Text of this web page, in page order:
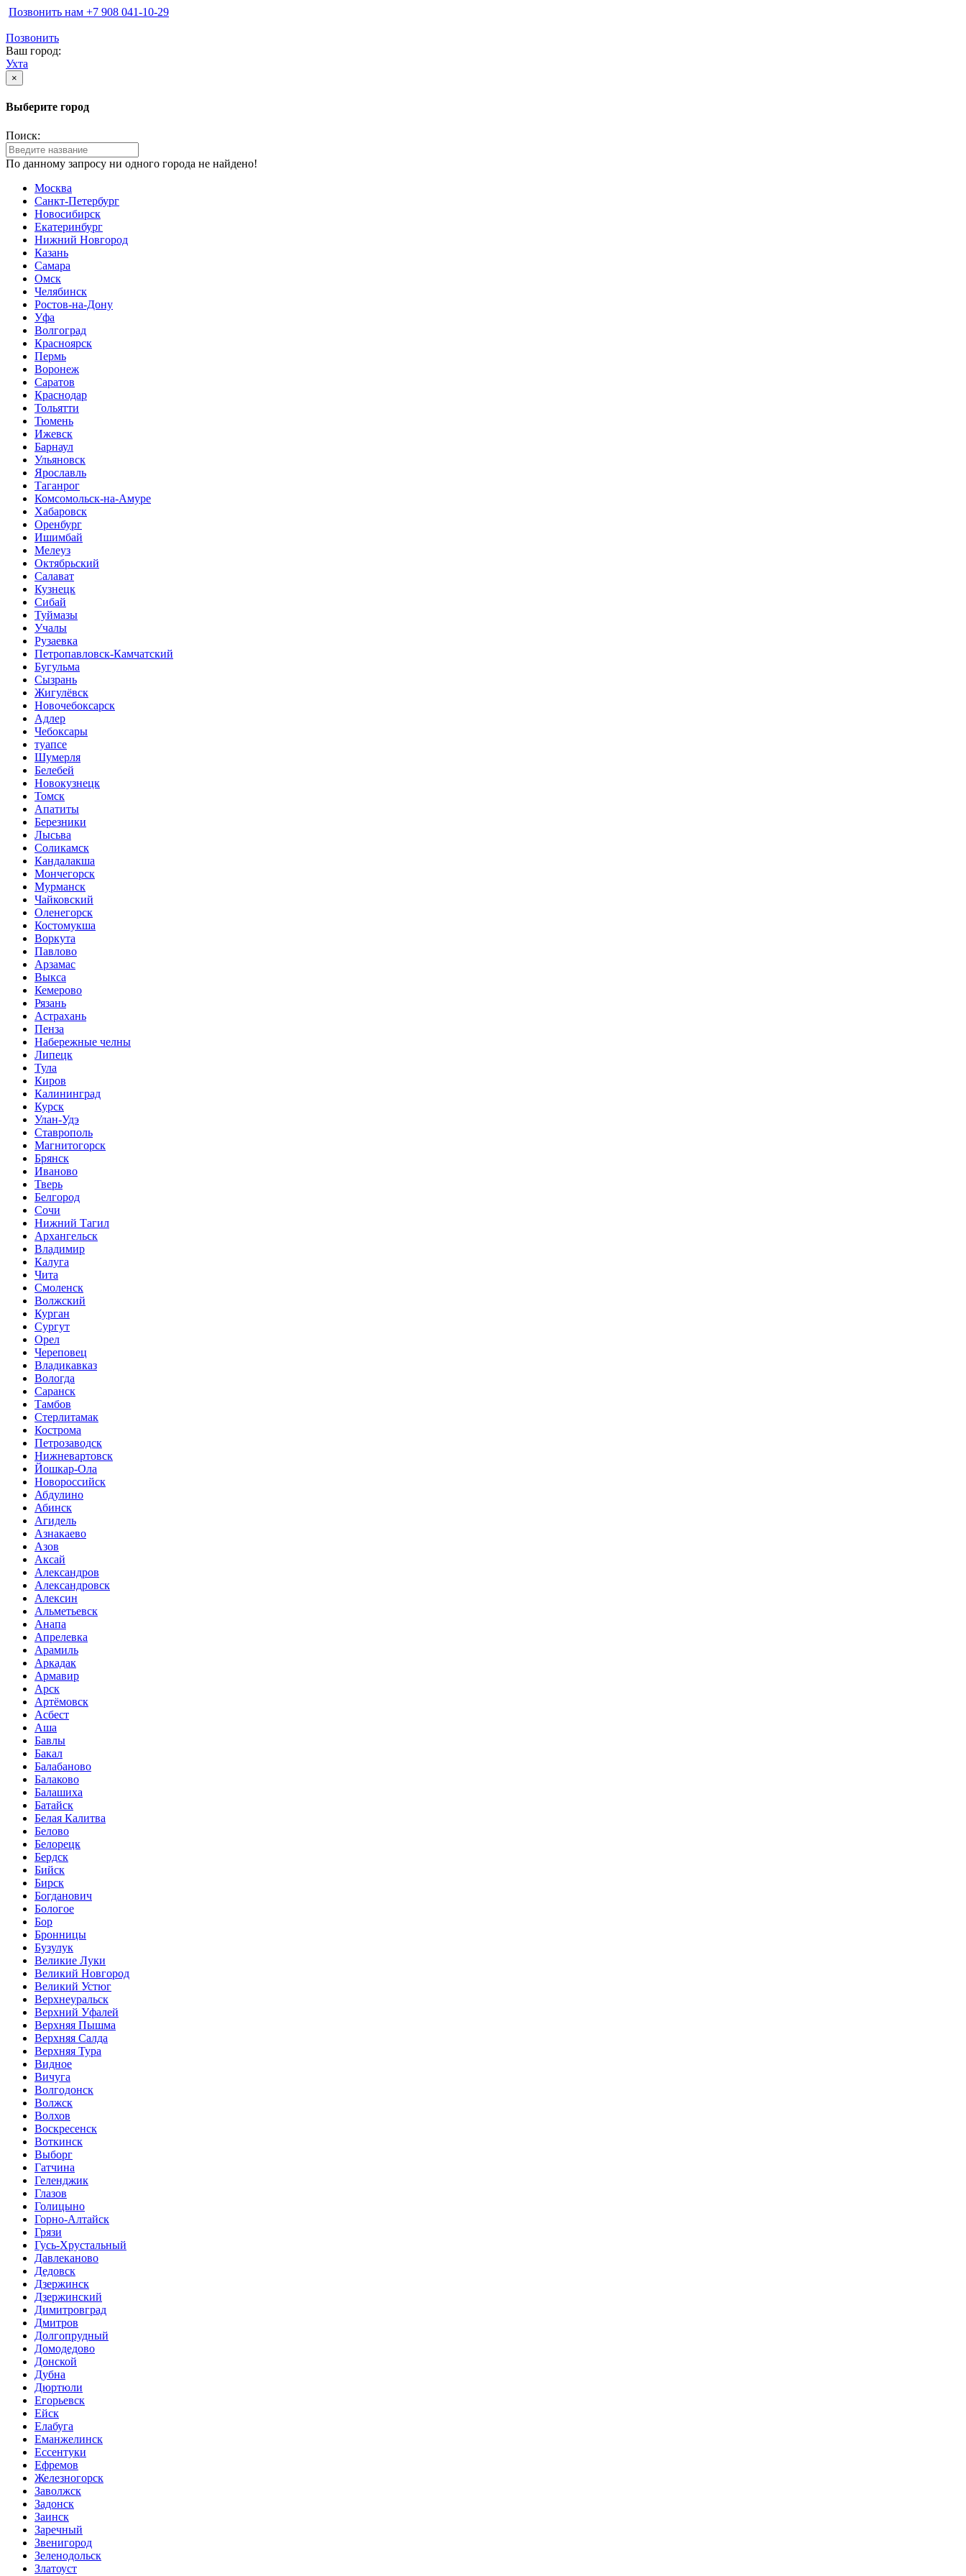
Позвонить нам ‪+7 908 041-10-29
Позвонить
Ваш город:
Ухта
×
Выберите город
Поиск:
По данному запросу ни одного города не найдено!
Москва
Санкт-Петербург
Новосибирск
Екатеринбург
Нижний Новгород
Казань
Самара
Омск
Челябинск
Ростов-на-Дону
Уфа
Волгоград
Красноярск
Пермь
Воронеж
Саратов
Краснодар
Тольятти
Тюмень
Ижевск
Барнаул
Ульяновск
Ярославль
Таганрог
Комсомольск-на-Амуре
Хабаровск
Оренбург
Ишимбай
Мелеуз
Октябрьский
Салават
Кузнецк
Сибай
Туймазы
Учалы
Рузаевка
Петропавловск-Камчатский
Бугульма
Сызрань
Жигулёвск
Новочебоксарск
Адлер
Чебоксары
туапсе
Шумерля
Белебей
Новокузнецк
Томск
Апатиты
Березники
Лысьва
Соликамск
Кандалакша
Мончегорск
Мурманск
Чайковский
Оленегорск
Костомукша
Воркута
Павлово
Арзамас
Выкса
Кемерово
Рязань
Астрахань
Пенза
Набережные челны
Липецк
Тула
Киров
Калининград
Курск
Улан-Удэ
Ставрополь
Магнитогорск
Брянск
Иваново
Тверь
Белгород
Сочи
Нижний Тагил
Архангельск
Владимир
Калуга
Чита
Смоленск
Волжский
Курган
Сургут
Орел
Череповец
Владикавказ
Вологда
Саранск
Тамбов
Стерлитамак
Кострома
Петрозаводск
Нижневартовск
Йошкар-Ола
Новороссийск
Абдулино
Абинск
Агидель
Азнакаево
Азов
Аксай
Александров
Александровск
Алексин
Альметьевск
Анапа
Апрелевка
Арамиль
Аркадак
Армавир
Арск
Артёмовск
Асбест
Аша
Бавлы
Бакал
Балабаново
Балаково
Балашиха
Батайск
Белая Калитва
Белово
Белорецк
Бердск
Бийск
Бирск
Богданович
Бологое
Бор
Бронницы
Бузулук
Великие Луки
Великий Новгород
Великий Устюг
Верхнеуральск
Верхний Уфалей
Верхняя Пышма
Верхняя Салда
Верхняя Тура
Видное
Вичуга
Волгодонск
Волжск
Волхов
Воскресенск
Воткинск
Выборг
Гатчина
Геленджик
Глазов
Голицыно
Горно-Алтайск
Грязи
Гусь-Хрустальный
Давлеканово
Дедовск
Дзержинск
Дзержинский
Димитровград
Дмитров
Долгопрудный
Домодедово
Донской
Дубна
Дюртюли
Егорьевск
Ейск
Елабуга
Еманжелинск
Ессентуки
Ефремов
Железногорск
Заволжск
Задонск
Заинск
Заречный
Звенигород
Зеленодольск
Златоуст